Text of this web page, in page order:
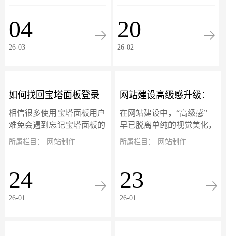
的入口、跟客户打交道的核
心阵地。可市面...
04
26-03
营主体的真实性和可追溯
性。根据工信部最新...
20
26-02
如何找回宝塔面板登录
地址、账号和密码？
相信很多使用宝塔面板用户
难免会遇到忘记宝塔面板的
登录地址、账号或密码忘记
回的，以服务器 root 用户登
录命令行...
所属栏目： 网站制作
24
26-01
网站建设高级感升级：
三大核心设计趋势落地
指南
在网站建设中，“高级感”
早已脱离单纯的视觉美化，
升级为 “质感体验 + 情感共
门设计趋势，不仅是头部品
牌...
所属栏目： 网站制作
23
26-01